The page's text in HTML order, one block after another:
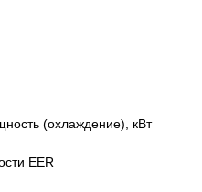
(охлаждение), кВт
EER